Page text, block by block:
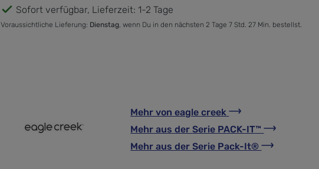
Sofort verfügbar, Lieferzeit: 1-2 Tage
Voraussichtliche Lieferung: Dienstag , wenn Du in den nächsten 2 Tage 7 Std. 27 Min. bestellst.
Mehr voneagle creek
Mehr aus der Serie PACK-IT™
Mehr aus der Serie Pack-It®